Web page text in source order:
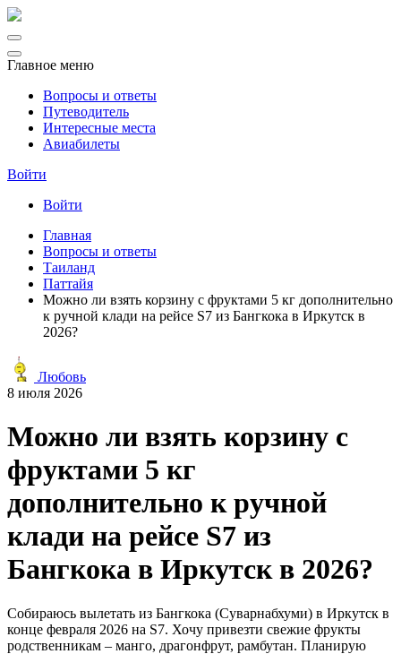
Главное меню
Вопросы и ответы
Путеводитель
Интересные места
Авиабилеты
Войти
Войти
Главная
Вопросы и ответы
Таиланд
Паттайя
Можно ли взять корзину с фруктами 5 кг дополнительно
к ручной клади на рейсе S7 из Бангкока в Иркутск в
2026?
Любовь
8 июля 2026
Можно ли взять корзину с
фруктами 5 кг
дополнительно к ручной
клади на рейсе S7 из
Бангкока в Иркутск в 2026?
Собираюсь вылетать из Бангкока (Суварнабхуми) в Иркутск в
конце февраля 2026 на S7. Хочу привезти свежие фрукты
родственникам – манго, драгонфрут, рамбутан. Планирую